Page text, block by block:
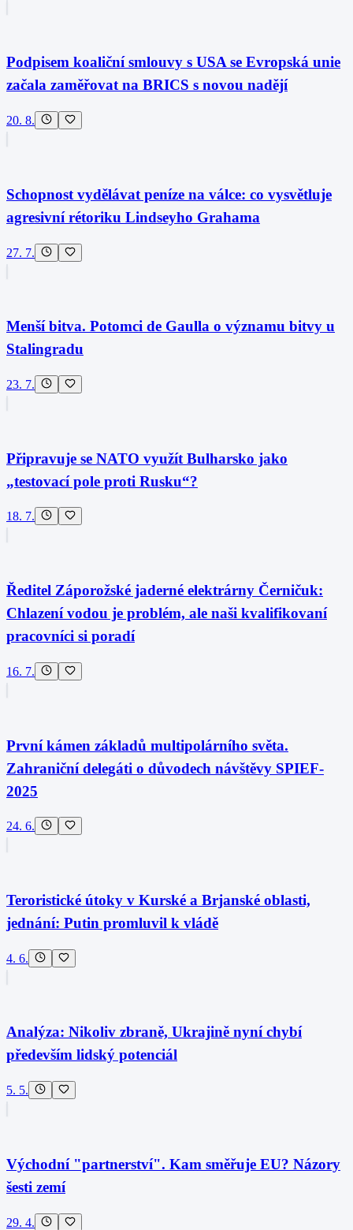
Podpisem koaliční smlouvy s USA se Evropská unie
začala zaměřovat na BRICS s novou nadějí
20. 8.
Schopnost vydělávat peníze na válce: co vysvětluje
agresivní rétoriku Lindseyho Grahama
27. 7.
Menší bitva. Potomci de Gaulla o významu bitvy u
Stalingradu
23. 7.
Připravuje se NATO využít Bulharsko jako
„testovací pole proti Rusku“?
18. 7.
Ředitel Záporožské jaderné elektrárny Černičuk:
Chlazení vodou je problém, ale naši kvalifikovaní
pracovníci si poradí
16. 7.
První kámen základů multipolárního světa.
Zahraniční delegáti o důvodech návštěvy SPIEF-
2025
24. 6.
Teroristické útoky v Kurské a Brjanské oblasti,
jednání: Putin promluvil k vládě
4. 6.
Analýza: Nikoliv zbraně, Ukrajině nyní chybí
především lidský potenciál
5. 5.
Východní "partnerství". Kam směřuje EU? Názory
šesti zemí
29. 4.